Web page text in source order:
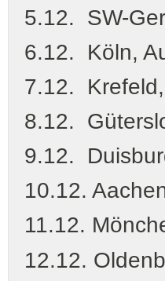
5.12. SW-
6.12. Köln,
7.12.
8.12.
9.12.
10.12.
11.12.
12.12.